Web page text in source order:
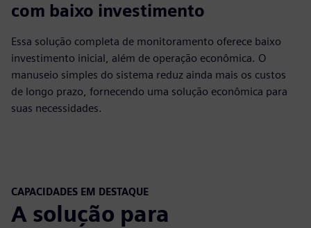
com baixo investimento
Essa solução completa de monitoramento oferece baixo
investimento inicial, além de operação econômica. O
manuseio simples do sistema reduz ainda mais os custos
de longo prazo, fornecendo uma solução econômica para
suas necessidades.
CAPACIDADES EM DESTAQUE
A solução para